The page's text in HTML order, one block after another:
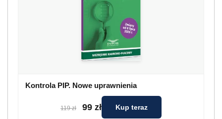
Kontrola PIP. Nowe uprawnienia
119 zł 99 zł Kup teraz